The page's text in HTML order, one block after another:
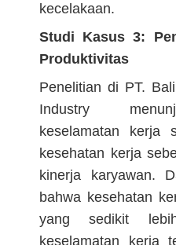
kecelakaan.
Studi Kasus 3:
Produktivitas
Penelitian di PT.
Industry
keselamatan kerja
kesehatan kerja
kinerja karyawan.
bahwa kesehatan
yang sedikit
keselamatan kerja